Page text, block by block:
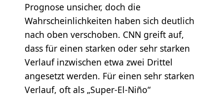
Prognose unsicher, doch die
Wahrscheinlichkeiten haben sich deutlich
nach oben verschoben. CNN greift auf,
dass für einen starken oder sehr starken
Verlauf inzwischen etwa zwei Drittel
angesetzt werden. Für einen sehr starken
Verlauf, oft als „Super-El-Niño“